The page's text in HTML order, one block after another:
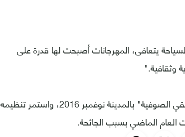
يتعافى، المهرجانات أصبحت لها قدرة على
وثقافية."
وشهدت تونس تنظيم أول دورة من "مهرجان الموسيقي الصوفية" بالمدينة نوفمبر 2016، واستمر تنظيمه
العام الماضي بسبب الجائحة.